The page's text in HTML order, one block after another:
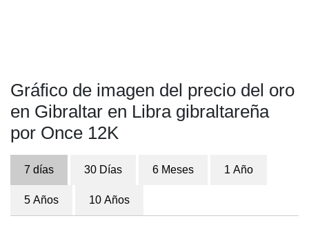
Gráfico de imagen del precio del oro
en Gibraltar en Libra gibraltareña
por Once 12K
7 días 30 Días 6 Meses 1 Año
5 Años 10 Años